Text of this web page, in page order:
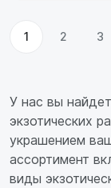
1 2 3
У нас вы
экзотических
украшением
ассортимент
виды